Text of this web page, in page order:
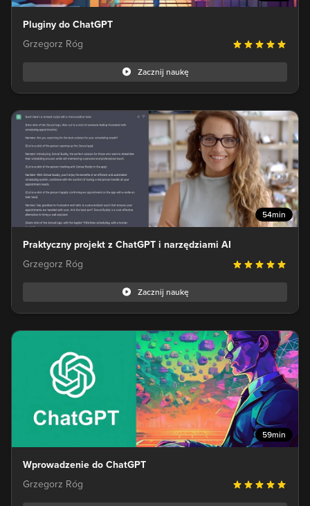
Pluginy do ChatGPT
Grzegorz Róg
Zacznij naukę
54min
Praktyczny projekt z ChatGPT i narzędziami AI
Grzegorz Róg
Zacznij naukę
59min
Wprowadzenie do ChatGPT
Grzegorz Róg